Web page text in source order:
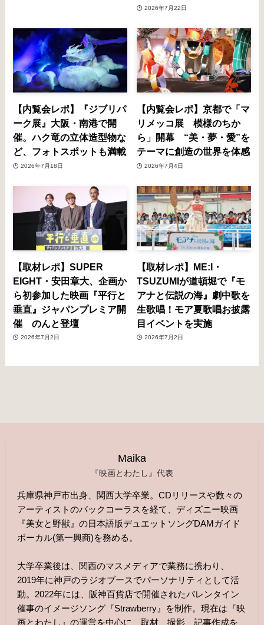
2026年7月22日
【内覧会レポ】『ジブリパ
ーク展』大阪・南港で開
催。ハク竜の立体造型物な
ど、フォトスポットも満載
2026年7月18日
【内覧会レポ】京都で「マ
リメッコ展 模様のちか
ら」開幕 “美・夢・愛”を
テーマに創造の世界を体感
2026年7月4日
【取材レポ】SUPER
EIGHT・安田章大、企画か
ら初参加した映画『平行と
垂直』ジャパンプレミア開
催 のんと登壇
2026年7月2日
【取材レポ】ME:I・
TSUZUMIが道頓堀で『モ
アナと伝説の海』劇中歌を
生歌唱！モア夏歌唱お披露
目イベントを実施
2026年7月2日
Maika
『映画とわたし』代表
兵庫県神戸市出身、関西大学卒業。CDリリースや数々の
アーティストのバックコーラスを経て、ディズニー映画
『美女と野獣』の日本語版デュエットソングDAMガイド
ボーカル(第一興商)を務める。
大学卒業後は、関西のマスメディアで業務に携わり、
2019年に神戸のラジオブースでパーソナリティとして活
動。2022年には、阪神百貨店で開催されたバレンタイン
催事のイメージソング『Strawberry』を制作。現在は『映
画とわたし』の運営を中心に、取材、撮影、記事作成を